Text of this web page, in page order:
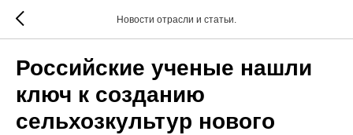
Новости отрасли и статьи.
Российские ученые нашли
ключ к созданию
сельхозкультур нового